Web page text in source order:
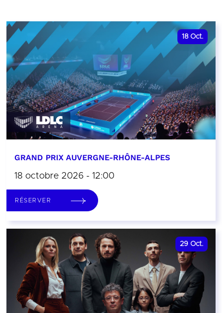
18 Oct.
GRAND PRIX AUVERGNE-RHÔNE-ALPES
18 octobre 2026 - 12:00
RÉSERVER
29 Oct.